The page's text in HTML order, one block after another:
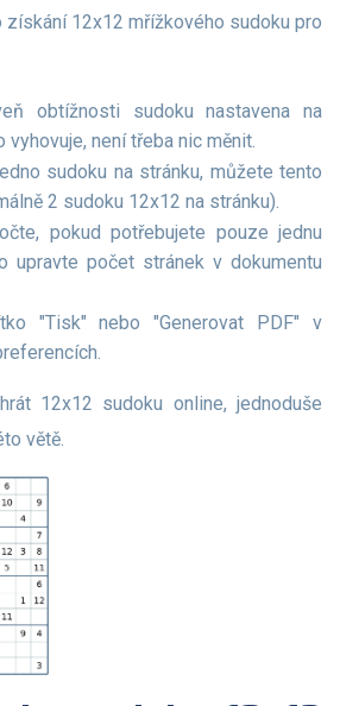
obtížnosti sudoku nastavena na
není třeba nic měnit.
sudoku na stránku, můžete tento
2 sudoku 12x12 na stránku).
pokud potřebujete pouze jednu
upravte počet stránek v dokumentu
"Tisk" nebo "Generovat PDF" v
větě.